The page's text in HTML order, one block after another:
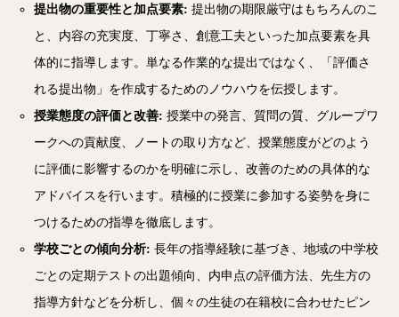
提出物の重要性と加点要素: 提出物の期限厳守はもちろんのこ
と、内容の充実度、丁寧さ、創意工夫といった加点要素を具
体的に指導します。単なる作業的な提出ではなく、「評価さ
れる提出物」を作成するためのノウハウを伝授します。
授業態度の評価と改善: 授業中の発言、質問の質、グループワ
ークへの貢献度、ノートの取り方など、授業態度がどのよう
に評価に影響するのかを明確に示し、改善のための具体的な
アドバイスを行います。積極的に授業に参加する姿勢を身に
つけるための指導を徹底します。
学校ごとの傾向分析: 長年の指導経験に基づき、地域の中学校
ごとの定期テストの出題傾向、内申点の評価方法、先生方の
指導方針などを分析し、個々の生徒の在籍校に合わせたピン